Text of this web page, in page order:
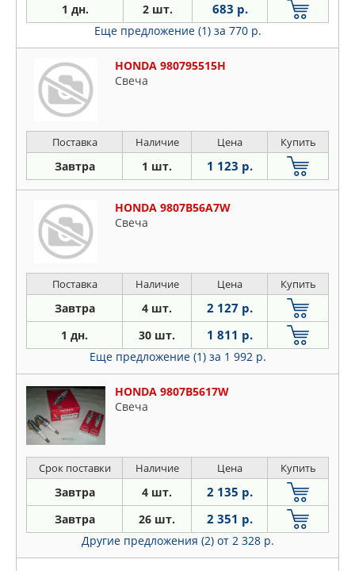
1 дн. 2 шт. 683 р.
Еще предложение (1) за 770 р.
HONDA 980795515H
Свеча
Поставка Наличие Цена Купить
Завтра 1 шт. 1 123 р.
HONDA 9807B56A7W
Свеча
Поставка Наличие Цена Купить
Завтра 4 шт. 2 127 р.
1 дн. 30 шт. 1 811 р.
Еще предложение (1) за 1 992 р.
HONDA 9807B5617W
Свеча
Срок поставки Наличие Цена Купить
Завтра 4 шт. 2 135 р.
Завтра 26 шт. 2 351 р.
Другие предложения (2) от 2 328 р.